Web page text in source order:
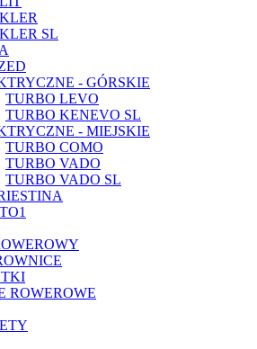
SL
- GÓRSKIE
TURBO LEVO
TURBO KENEVO SL
- MIEJSKIE
TURBO COMO
TURBO VADO
TURBO VADO SL
ROWEROWE